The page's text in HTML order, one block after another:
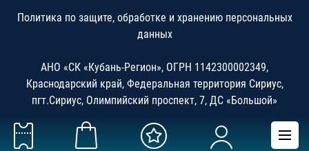
Политика по защите, обработке и хранению персональных
данных
АНО «СК «Кубань-Регион», ОГРН 1142300002349,
Краснодарский край, Федеральная территория Сириус,
пгт.Сириус, Олимпийский проспект, 7, ДС «Большой»